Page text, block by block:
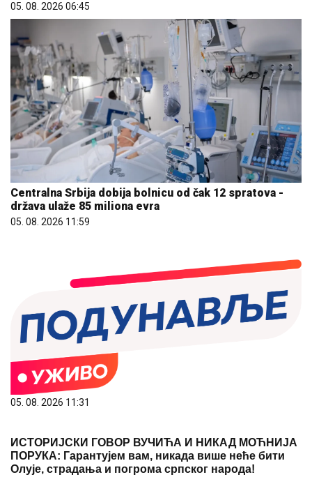
05. 08. 2026 06:45
Centralna Srbija dobija bolnicu od čak 12 spratova -
država ulaže 85 miliona evra
05. 08. 2026 11:59
05. 08. 2026 11:31
ИСТОРИЈСКИ ГОВОР ВУЧИЋА И НИКАД МОЋНИЈА
ПОРУКА: Гарантујем вам, никада више неће бити
Олује, страдања и погрома српског народа!